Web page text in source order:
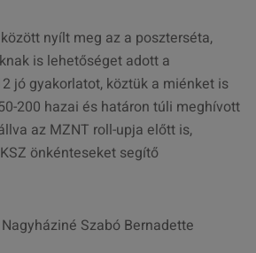
nyílt meg az a poszterséta,
is lehetőséget adott a
jó gyakorlatot, köztük a miénket is
200 hazai és határon túli meghívott
az MZNT roll-upja előtt is,
önkénteseket segítő
Szabó Bernadette